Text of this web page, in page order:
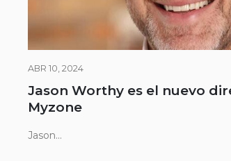
ABR 10, 2024
Jason Worthy es el nuevo
Myzone
Jason...